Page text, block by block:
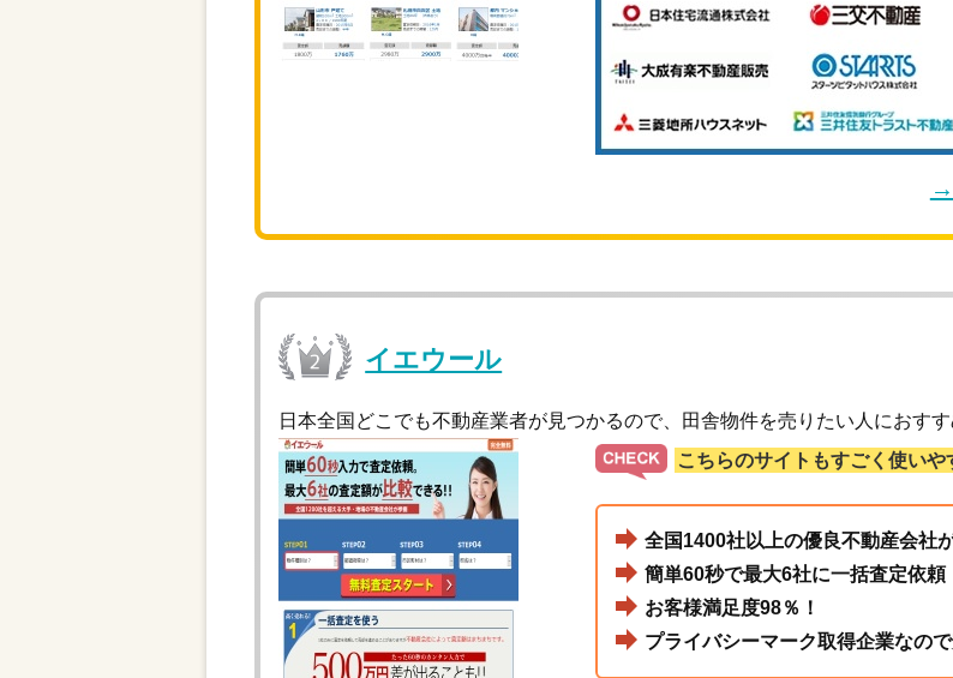
イエウール
日本全国どこでも不動産業者が見つかるので、田舎物件を売りたい人におすす
こちらのサイトもすごく使いや
全国1400社以上の優良不動産会社
簡単60秒で最大6社に一括査定依頼
お客様満足度98％！
プライバシーマーク取得企業なので